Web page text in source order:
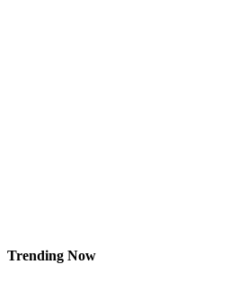
Trending Now